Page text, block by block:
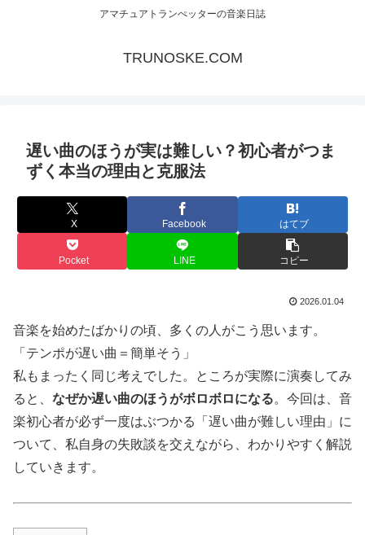
アマチュアトランぺッターの音楽日誌
TRUNOSKE.COM
遅い曲のほうが実は難しい？初心者がつま
ずく本当の理由と克服法
X Facebook はてブ
Pocket LINE コピー
2026.01.04
音楽を始めたばかりの頃、多くの人がこう思います。
「テンポが遅い曲＝簡単そう」
私もまったく同じ考えでした。ところが実際に演奏してみ
ると、 なぜか遅い曲のほうがボロボロになる。今回は、音
楽初心者が必ず一度はぶつかる「遅い曲が難しい理由」に
ついて、私自身の失敗談を交えながら、わかりやすく解説
していきます。